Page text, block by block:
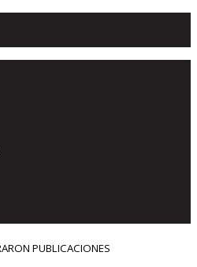
PUBLICACIONES